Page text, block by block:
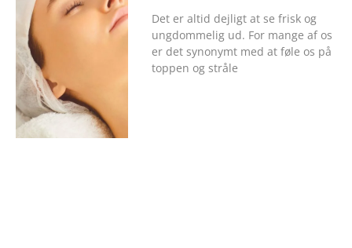
Det er altid dejligt at se frisk og
ungdommelig ud. For mange af os
er det synonymt med at føle os på
toppen og stråle